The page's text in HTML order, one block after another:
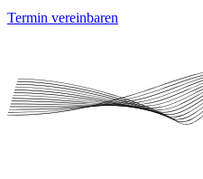
Termin vereinbaren